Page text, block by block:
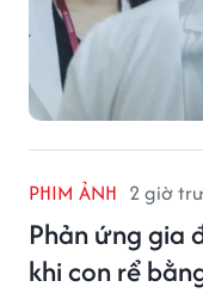
PHIM ẢNH 2 giờ
Phản ứng gia
khi con rể